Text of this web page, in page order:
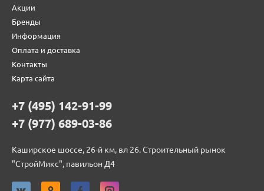
Акции
Бренды
Информация
Оплата и доставка
Контакты
Карта сайта
+7 (495) 142-91-99
+7 (977) 689-03-86
Каширское шоссе, 26-й км, вл 26. Строительный рынок
"СтройМикс", павильон Д4